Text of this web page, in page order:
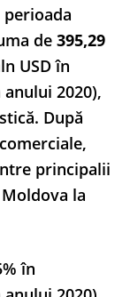
de 395,29
USD în
2020),
După
principalii
la
în